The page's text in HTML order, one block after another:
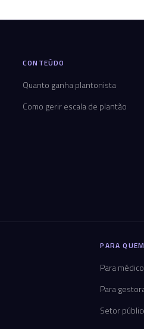
CONTEÚDO
Quanto ganha plantonista
Como gerir escala de plantão
PARA
Para
Para
Setor